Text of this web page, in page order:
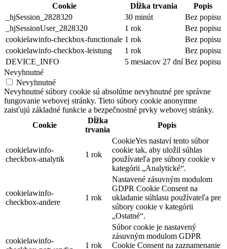
Cookie
Dĺžka trvania
Popis
_hjSession_2828320
30 minút
Bez popisu
_hjSessionUser_2828320
1 rok
Bez popisu
cookielawinfo-checkbox-functionale 1 rok
Bez popisu
cookielawinfo-checkbox-leistung
1 rok
Bez popisu
DEVICE_INFO
5 mesiacov 27 dní Bez popisu
Nevyhnutné
Nevyhnutné
Nevyhnutné súbory cookie sú absolútne nevyhnutné pre správne
fungovanie webovej stránky. Tieto súbory cookie anonymne
zaisťujú základné funkcie a bezpečnostné prvky webovej stránky.
Cookie
Dĺžka
trvania
Popis
cookielawinfo-
checkbox-analytik
1 rok
CookieYes nastaví tento súbor
cookie tak, aby uložil súhlas
používateľa pre súbory cookie v
kategórii „Analytické“.
cookielawinfo-
checkbox-andere
1 rok
Nastavené zásuvným modulom
GDPR Cookie Consent na
ukladanie súhlasu používateľa pre
súbory cookie v kategórii
„Ostatné“.
cookielawinfo-
1 rok
Súbor cookie je nastavený
zásuvným modulom GDPR
Cookie Consent na zaznamenanie